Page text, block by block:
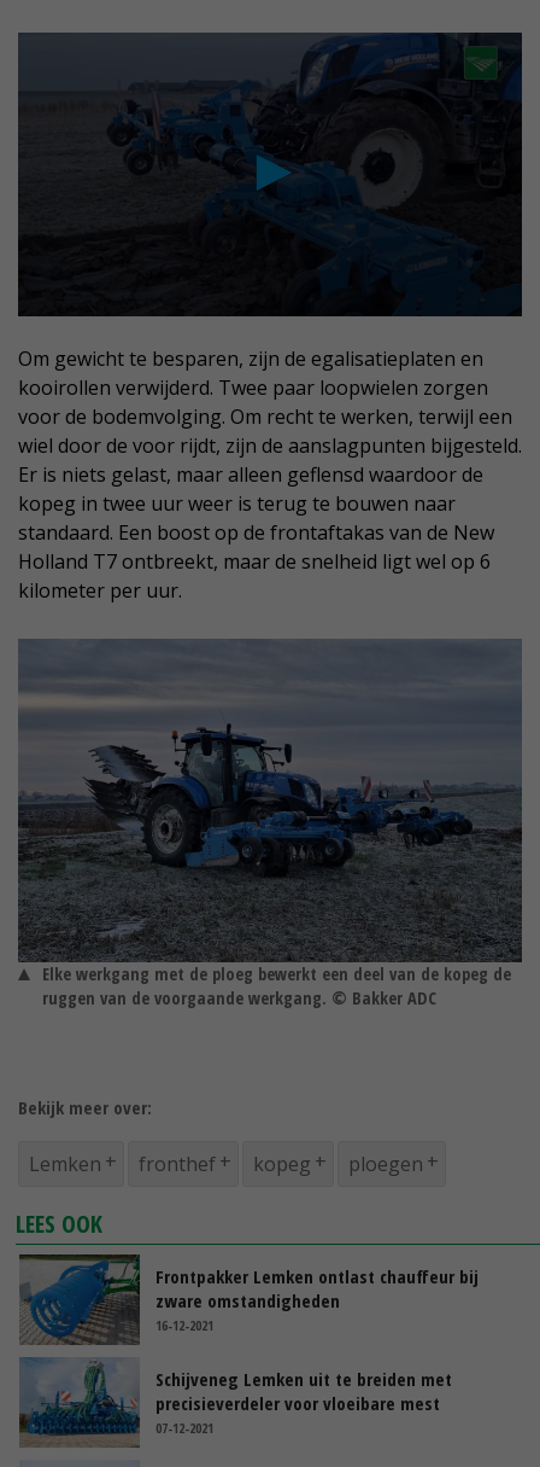
Om gewicht te besparen, zijn de egalisatieplaten en
kooirollen verwijderd. Twee paar loopwielen zorgen
voor de bodemvolging. Om recht te werken, terwijl een
wiel door de voor rijdt, zijn de aanslagpunten bijgesteld.
Er is niets gelast, maar alleen geflensd waardoor de
kopeg in twee uur weer is terug te bouwen naar
standaard. Een boost op de frontaftakas van de New
Holland T7 ontbreekt, maar de snelheid ligt wel op 6
kilometer per uur.
Elke werkgang met de ploeg bewerkt een deel van de kopeg de
ruggen van de voorgaande werkgang. © Bakker ADC
Bekijk meer over:
Lemken fronthef kopeg ploegen
LEES OOK
Frontpakker Lemken ontlast chauffeur bij
zware omstandigheden
16-12-2021
Schijveneg Lemken uit te breiden met
precisieverdeler voor vloeibare mest
07-12-2021